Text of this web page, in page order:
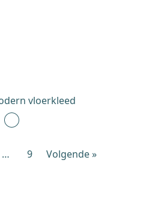
vloerkleed
… 9 Volgende »